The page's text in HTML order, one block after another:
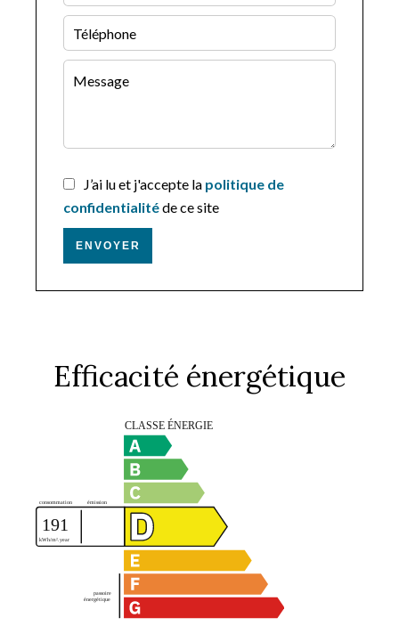
J’ai lu et j'accepte la politique de
confidentialitéde ce site
ENVOYER
Efficacité énergétique